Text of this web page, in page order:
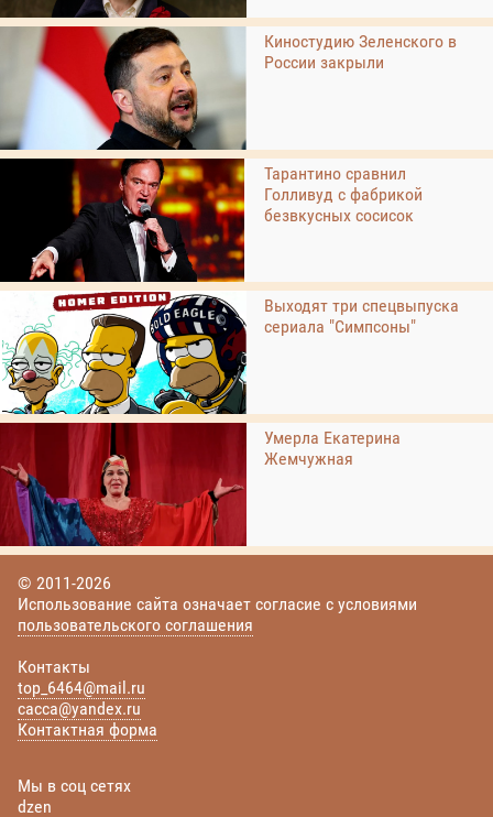
Киностудию Зеленского в
России закрыли
Тарантино сравнил
Голливуд с фабрикой
безвкусных сосисок
Выходят три спецвыпуска
сериала "Симпсоны"
Умерла Екатерина
Жемчужная
© 2011-2026
Использование сайта означает согласие с условиями
пользовательского соглашения
Контакты
top_6464@mail.ru
cacca@yandex.ru
Контактная форма
Мы в соц сетях
dzen